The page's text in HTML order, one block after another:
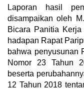
Laporan hasil
disampaikan oleh
Bicara Panitia
hadapan Rapat
bahwa penyusunan
Nomor 23 Tahun
beserta
12 Tahun 2018